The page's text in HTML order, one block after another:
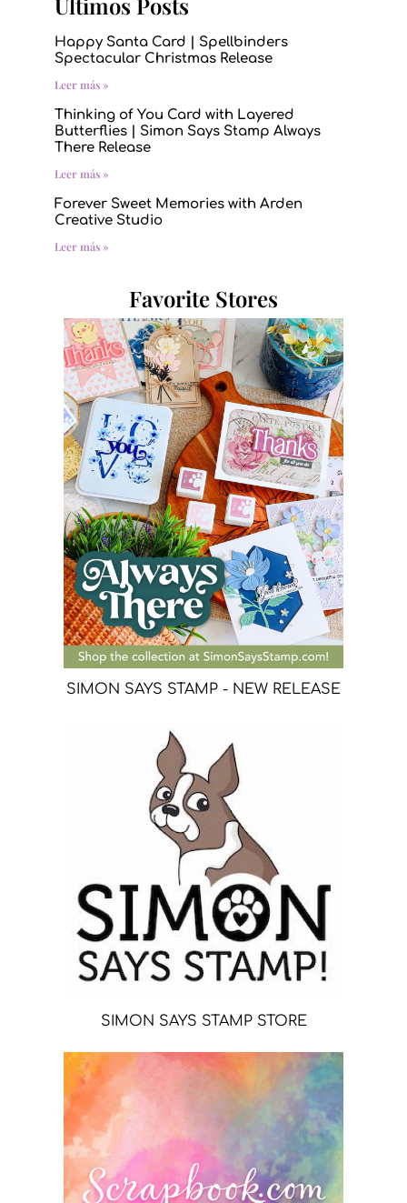
Happy Santa Card | Spellbinders
Spectacular Christmas Release
Leer más »
Thinking of You Card with Layered
Butterflies | Simon Says Stamp Always
There Release
Leer más »
Forever Sweet Memories with Arden
Creative Studio
Leer más »
Favorite Stores
SIMON SAYS STAMP - NEW RELEASE
SIMON SAYS STAMP STORE